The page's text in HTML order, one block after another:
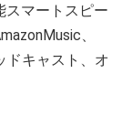
スマートスピー
、
ドキャスト、オ